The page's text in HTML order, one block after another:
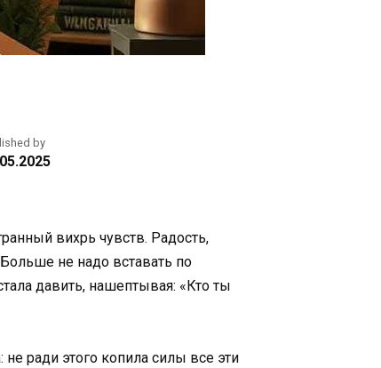
by
вихрь чувств. Радость,
не надо вставать по
давить, нашептывая: «Кто ты
ради этого копила силы все эти